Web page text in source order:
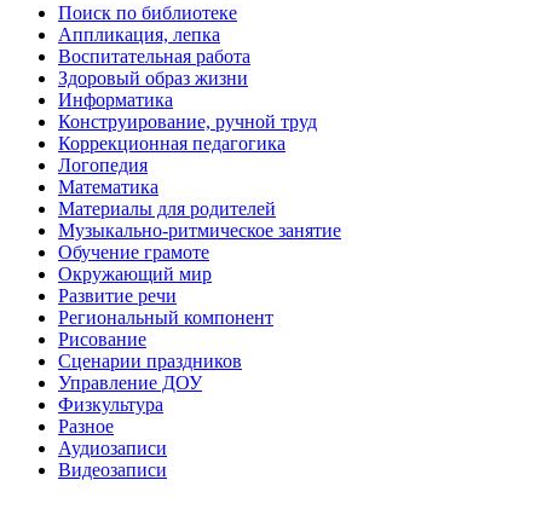
Поиск по библиотеке
Аппликация, лепка
Воспитательная работа
Здоровый образ жизни
Информатика
Конструирование, ручной труд
Коррекционная педагогика
Логопедия
Математика
Материалы для родителей
Музыкально-ритмическое занятие
Обучение грамоте
Окружающий мир
Развитие речи
Региональный компонент
Рисование
Сценарии праздников
Управление ДОУ
Физкультура
Разное
Аудиозаписи
Видеозаписи